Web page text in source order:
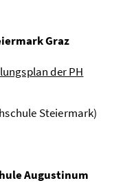
Graz
der PH
Steiermark)
Augustinum